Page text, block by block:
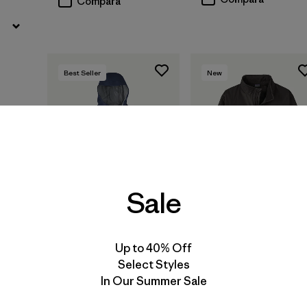
Best Seller
Kids' Torrentshell 3L
New
Sale
Up to 40% Off
Select Styles
In Our Summer Sale